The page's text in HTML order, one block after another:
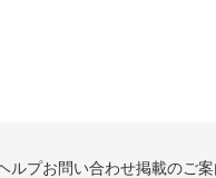
ルプお問い合わせ掲載のご案